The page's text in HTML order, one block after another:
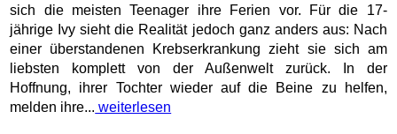
sich die meisten Teenager ihre Ferien vor. Für die 17-
jährige Ivy sieht die Realität jedoch ganz anders aus: Nach
einer überstandenen Krebserkrankung zieht sie sich am
liebsten komplett von der Außenwelt zurück. In der
Hoffnung, ihrer Tochter wieder auf die Beine zu helfen,
melden ihre... weiterlesen